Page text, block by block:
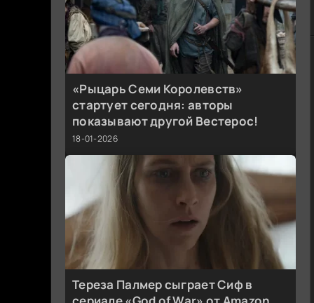
«Рыцарь Семи Королевств»
стартует сегодня: авторы
показывают другой Вестерос!
18-01-2026
Тереза Палмер сыграет Сиф в